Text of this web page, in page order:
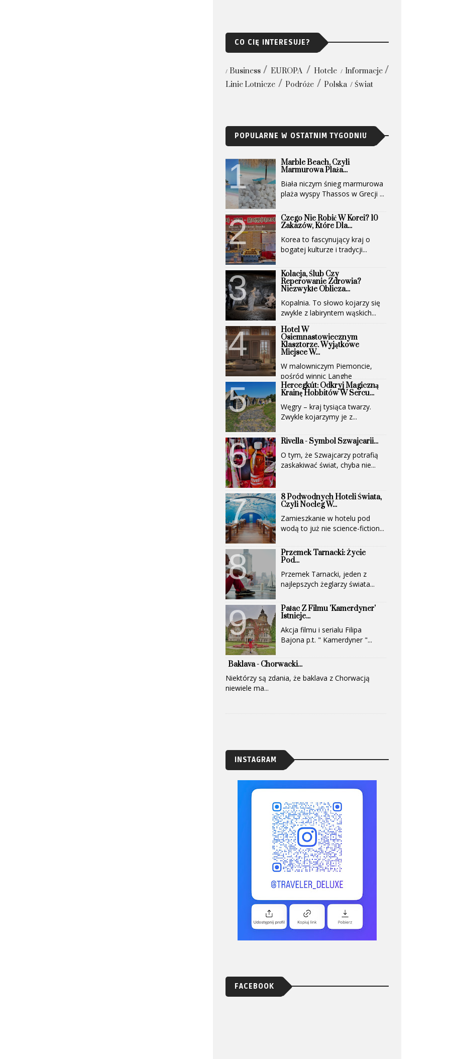
CO CIĘ INTERESUJE?
Business EUROPA Hotele
Informacje
Linie Lotnicze
Podróże Polska Świat
POPULARNE W OSTATNIM TYGODNIU
Marble Beach, Czyli
Marmurowa Plaża...
Biała niczym śnieg marmurowa
plaża wyspy Thassos w Grecji ...
Czego Nie Robić W Korei? 10
Zakazów, Które Dla...
Korea to fascynujący kraj o
bogatej kulturze i tradycji...
Kolacja, Ślub Czy
Reperowanie Zdrowia?
Niezwykłe Oblicza...
Kopalnia. To słowo kojarzy się
zwykle z labiryntem wąskich...
Hotel W
Osiemnastowiecznym
Klasztorze. Wyjątkowe
Miejsce W...
W malowniczym Piemoncie,
pośród winnic Langhe
(UNESCO)...
Hercegkút: Odkryj Magiczną
Krainę Hobbitów W Sercu...
Węgry – kraj tysiąca twarzy.
Zwykle kojarzymy je z...
Rivella - Symbol Szwajcarii...
O tym, że Szwajcarzy potrafią
zaskakiwać świat, chyba nie...
8 Podwodnych Hoteli Świata,
Czyli Nocleg W...
Zamieszkanie w hotelu pod
wodą to już nie science-fiction...
Przemek Tarnacki: Życie
Pod...
Przemek Tarnacki, jeden z
najlepszych żeglarzy świata...
Pałac Z Filmu 'Kamerdyner'
Istnieje...
Akcja filmu i serialu Filipa
Bajona p.t. " Kamerdyner "...
Baklava - Chorwacki...
Niektórzy są zdania, że baklava z Chorwacją
niewiele ma...
INSTAGRAM
FACEBOOK